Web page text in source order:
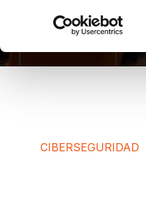
CIBERSEGURIDAD